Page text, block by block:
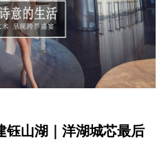
钰山湖｜洋湖城芯最后